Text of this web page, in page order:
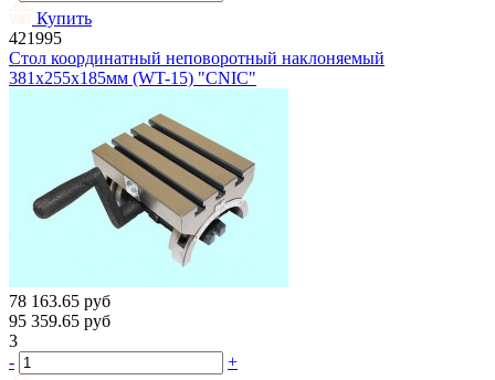
Купить
421995
Стол координатный неповоротный наклоняемый
381х255х185мм (WT-15) "CNIC"
78 163.65 руб
95 359.65 руб
3
-
+